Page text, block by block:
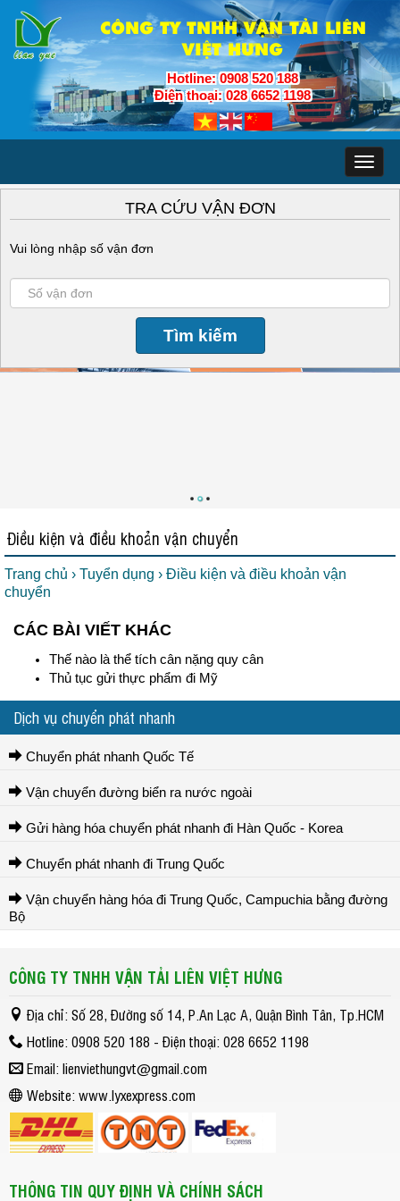
CÔNG TY TNHH VẬN TẢI LIÊN
VIỆT HƯNG
Hotline: 0908 520 188
Điện thoại: 028 6652 1198
Toggle
TRA CỨU VẬN ĐƠN
Vui lòng nhập số vận đơn
Tìm kiếm
Điều kiện và điều khoản vận chuyển
Trang chủ › Tuyển dụng › Điều kiện và điều khoản vận
chuyển
CÁC BÀI VIẾT KHÁC
Thế nào là thể tích cân nặng quy cân
Thủ tục gửi thực phẩm đi Mỹ
Dịch vụ chuyển phát nhanh
Chuyển phát nhanh Quốc Tế
Vận chuyển đường biển ra nước ngoài
Gửi hàng hóa chuyển phát nhanh đi Hàn Quốc - Korea
Chuyển phát nhanh đi Trung Quốc
Vận chuyển hàng hóa đi Trung Quốc, Campuchia bằng đường
Bộ
CÔNG TY TNHH VẬN TẢI LIÊN VIỆT HƯNG
Địa chỉ: Số 28, Đường số 14, P.An Lạc A, Quận Bình Tân, Tp.HCM
Hotline: 0908 520 188 - Điện thoại: 028 6652 1198
Email: lienviethungvt@gmail.com
Website: www.lyxexpress.com
THÔNG TIN QUY ĐỊNH VÀ CHÍNH SÁCH